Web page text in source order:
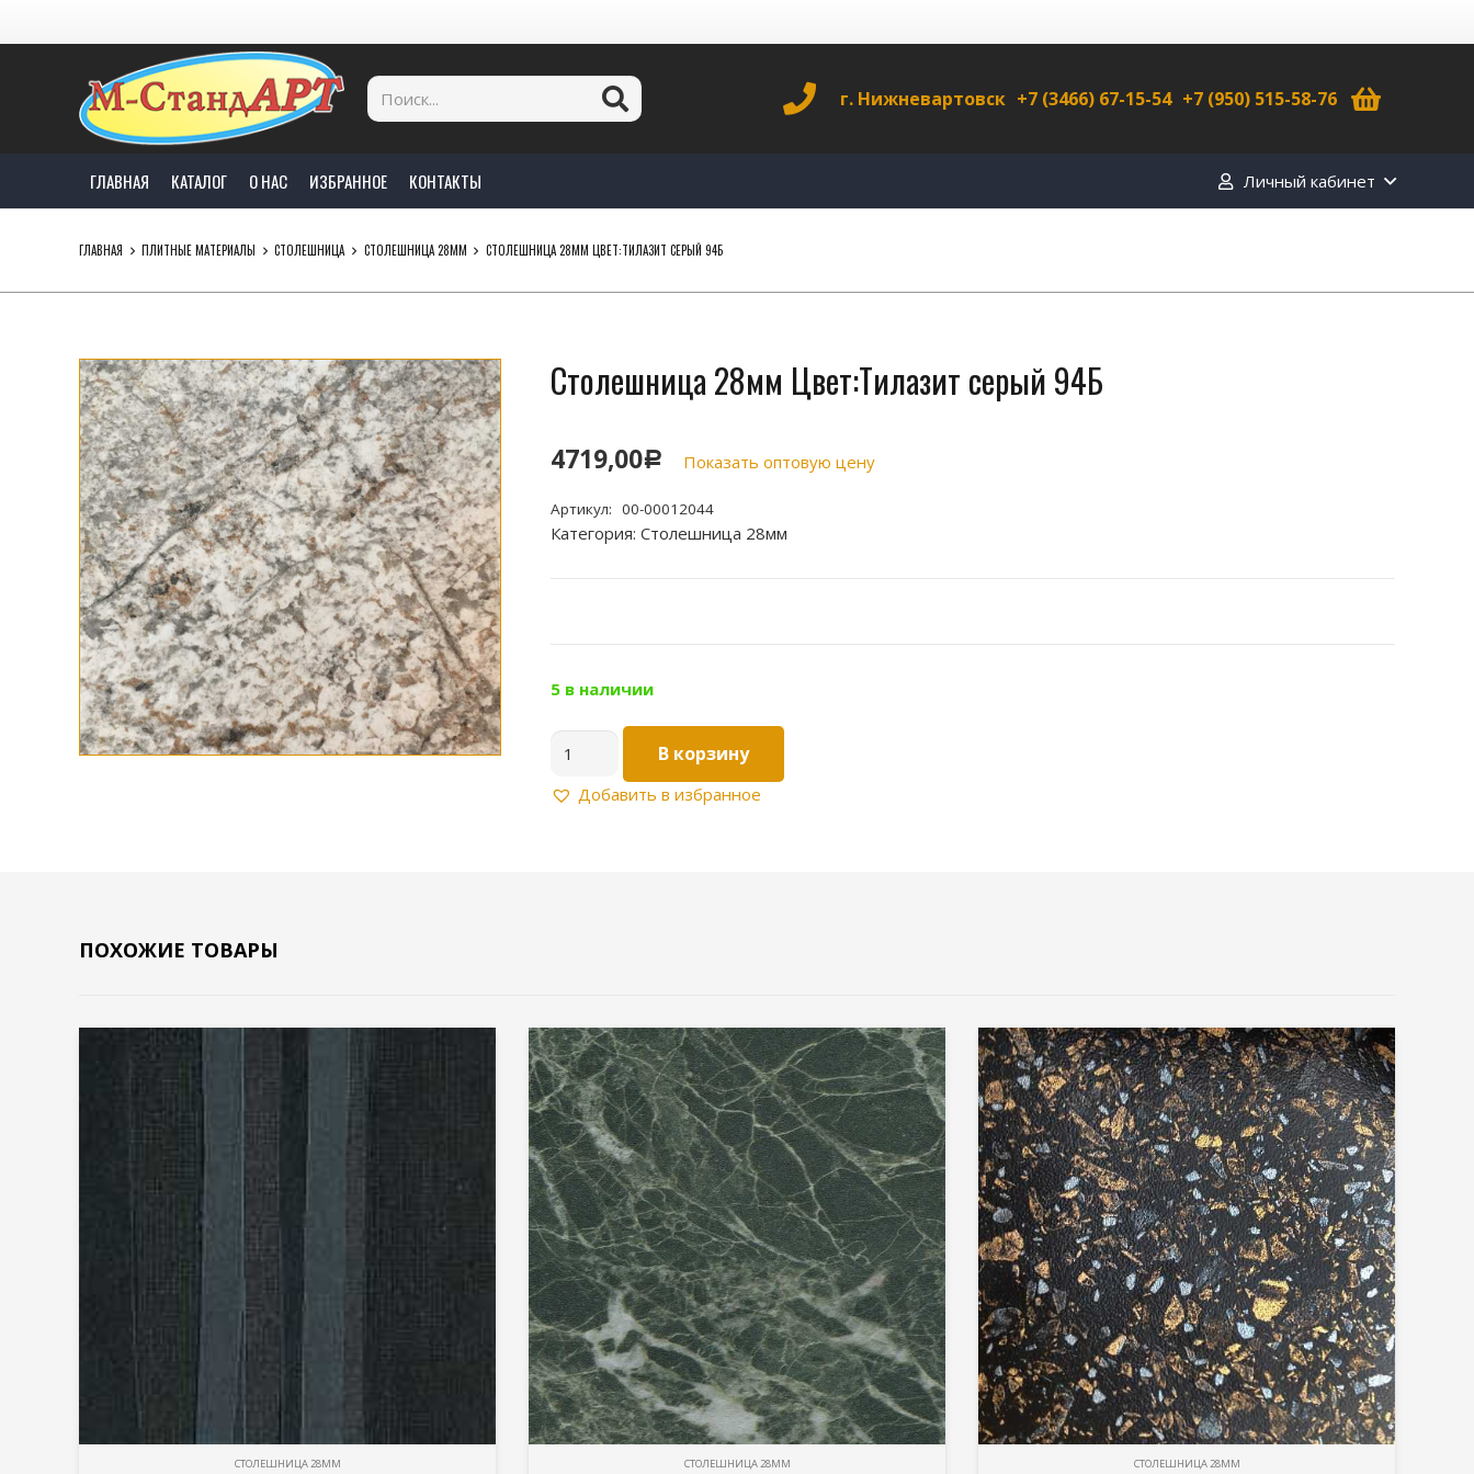
г. Нижневартовск +7 (3466) 67-15-54 +7 (950) 515-58-76
ГЛАВНАЯ КАТАЛОГ О НАС ИЗБРАННОЕ КОНТАКТЫ Личный кабинет
ГЛАВНАЯ ПЛИТНЫЕ МАТЕРИАЛЫ СТОЛЕШНИЦА СТОЛЕШНИЦА 28ММ СТОЛЕШНИЦА 28ММ ЦВЕТ:ТИЛАЗИТ СЕРЫЙ 94Б
Столешница 28мм Цвет:Тилазит серый 94Б
4719,00Р Показать оптовую цену
Артикул: 00-00012044
Категория: Столешница 28мм
5 в наличии
товара
Столешница
В корзину
Добавить в избранное
ПОХОЖИЕ ТОВАРЫ
СТОЛЕШНИЦА 28ММ СТОЛЕШНИЦА 28ММ СТОЛЕШНИЦА 28ММ